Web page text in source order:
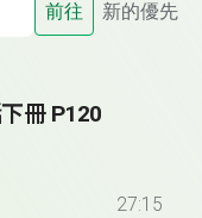
前往 新的優先
冊 P120
27:15